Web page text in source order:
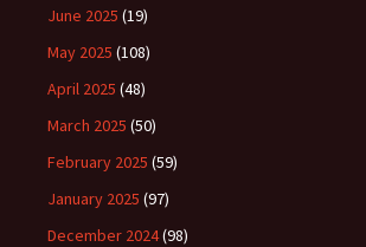
June 2025 (19)
May 2025 (108)
April 2025 (48)
March 2025 (50)
February 2025 (59)
January 2025 (97)
December 2024(98)